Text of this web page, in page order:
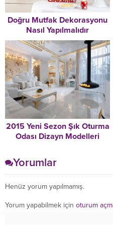
Doğru Mutfak Dekorasyonu
Nasıl Yapılmalıdır
2015 Yeni Sezon Şık Oturma
Odası Dizayn Modelleri
Yorumlar
Henüz yorum yapılmamış.
Yorum yapabilmek için oturum